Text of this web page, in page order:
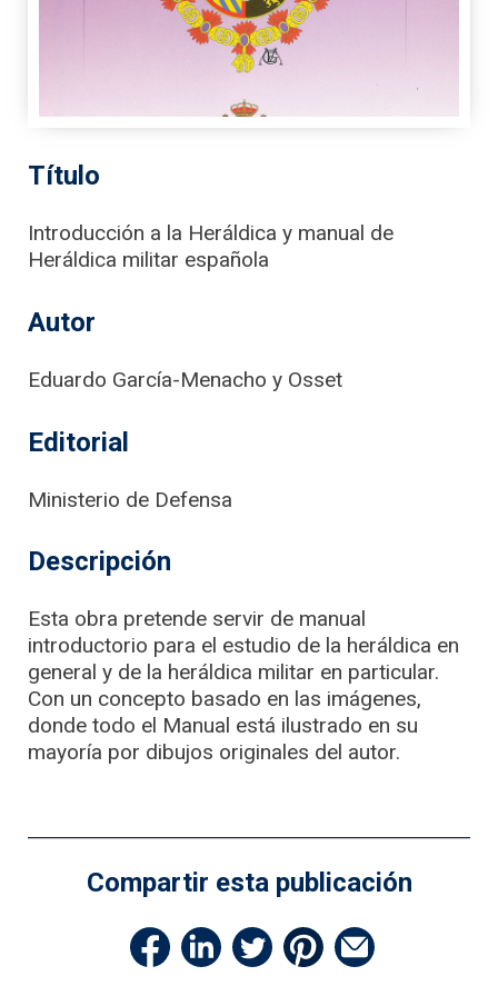
Título
Introducción a la Heráldica y manual de
Heráldica militar española
Autor
Eduardo García-Menacho y Osset
Editorial
Ministerio de Defensa
Descripción
Esta obra pretende servir de manual
introductorio para el estudio de la heráldica en
general y de la heráldica militar en particular.
Con un concepto basado en las imágenes,
donde todo el Manual está ilustrado en su
mayoría por dibujos originales del autor.
Compartir esta publicación